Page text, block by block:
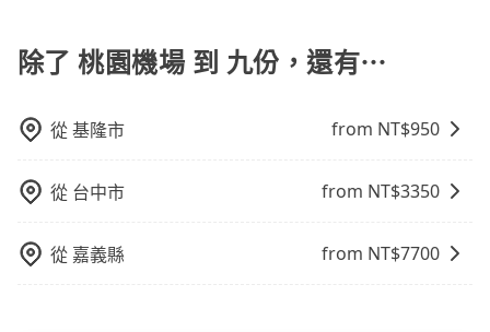
的，相比於旅步提供的固定車資模式，除了能讓旅客更
容易掌握車資，不用擔心被額外收費，所以相對55688
除了 桃園機場 到 九份，還有⋯
從基隆市 from NT$950
從 台中市 from NT$3350
從 嘉義縣 from NT$7700